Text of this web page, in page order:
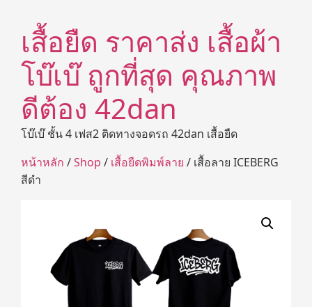
เสื้อยืด ราคาส่ง เสื้อผ้า
โบ๊เบ๊ ถูกที่สุด คุณภาพ
ดีต้อง 42dan
โบ๊เบ๊ ชั้น 4 เฟส2 ติดทางจอดรถ 42dan เสื้อยืด
หน้าหลัก /Shop / เสื้อยืดพิมพ์ลาย / เสื้อลาย ICEBERG
สีดำ